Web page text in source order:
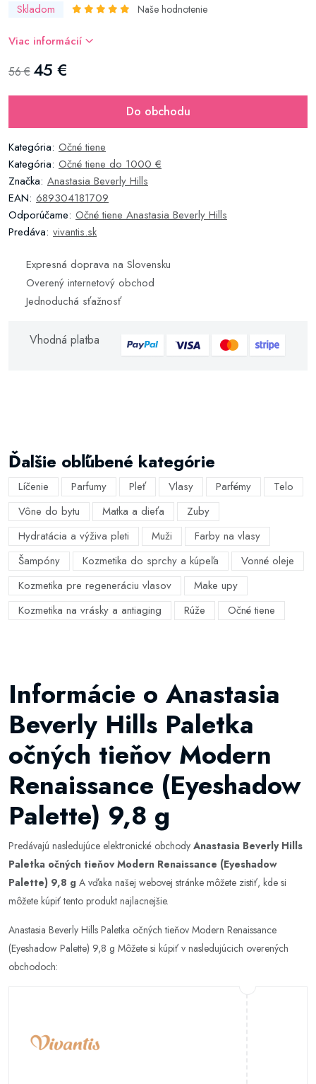
Skladom Naše hodnotenie
Viac informácií
56 €45 €
Do obchodu
Kategória: Očné tiene
Kategória: Očné tiene do 1000 €
Značka: Anastasia Beverly Hills
EAN: 689304181709
Odporúčame: Očné tiene Anastasia Beverly Hills
Predáva: vivantis.sk
Expresná doprava na Slovensku
Overený internetový obchod
Jednoduchá sťažnosť
Vhodná platba
Ďalšie obľúbené kategórie
Líčenie Parfumy Pleť Vlasy Parfémy
Telo
Vône do bytu
Matka a dieťa
Zuby
Hydratácia a výživa pleti
Muži
Farby na vlasy
Šampóny
Kozmetika do sprchy a kúpeľa
Vonné oleje
Kozmetika pre regeneráciu vlasov
Make upy
Kozmetika na vrásky a antiaging
Rúže Očné tiene
Informácie o Anastasia
Beverly Hills Paletka
očných tieňov Modern
Renaissance (Eyeshadow
Palette) 9,8 g
Predávajú nasledujúce elektronické obchody Anastasia Beverly Hills
Paletka očných tieňov Modern Renaissance (Eyeshadow
Palette) 9,8 g A vďaka našej webovej stránke môžete zistiť, kde si
môžete kúpiť tento produkt najlacnejšie.
Anastasia Beverly Hills Paletka očných tieňov Modern Renaissance
(Eyeshadow Palette) 9,8 g Môžete si kúpiť v nasledujúcich overených
obchodoch: